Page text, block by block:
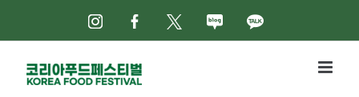
인스타그램
페이스북
X 네이버블로그
카카오톡